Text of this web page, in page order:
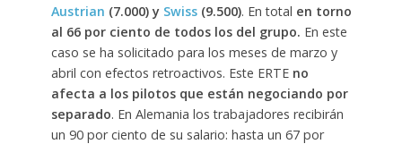
Austrian (7.000) y Swiss(9.500). En total en torno
al 66 por ciento de todos los del grupo. En este
caso se ha solicitado para los meses de marzo y
abril con efectos retroactivos. Este ERTE no
afecta a los pilotos que están negociando por
separado. En Alemania los trabajadores recibirán
un 90 por ciento de su salario: hasta un 67 por